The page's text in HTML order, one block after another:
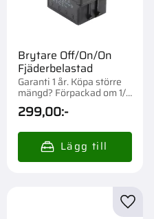
Brytare Off/On/On
Fjäderbelastad
Garanti 1 år. Köpa större
mängd? Förpackad om 1/5
st.
299,00:-
till i favoriter